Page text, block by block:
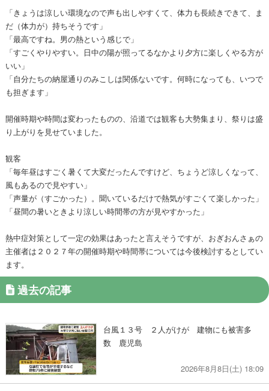
「きょうは涼しい環境なので声も出しやすくて、体力も長続きできて、ま
だ（体力が）持ちそうです」
「最高ですね。男の熱という感じで」
「すごくやりやすい。日中の陽が照ってるなかより夕方に楽しくやる方が
いい」
「自分たちの納屋通りのみこしは関係ないです。何時になっても、いつで
も担ぎます」
開催時期や時間は変わったものの、沿道では観客も大勢集まり、祭りは盛
り上がりを見せていました。
観客
「毎年昼はすごく暑くて大変だったんですけど、ちょうど涼しくなって、
風もあるので見やすい」
「声量が（すごかった）。聞いているだけで熱気がすごくて楽しかった」
「昼間の暑いときより涼しい時間帯の方が見やすかった」
熱中症対策として一定の効果はあったと言えそうですが、おぎおんさぁの
主催者は２０２７年の開催時期や時間帯については今後検討するとしてい
ます。
過去の記事
台風１３号 ２人がけが 建物にも被害多
数 鹿児島
2026年8月8日(土) 18:09